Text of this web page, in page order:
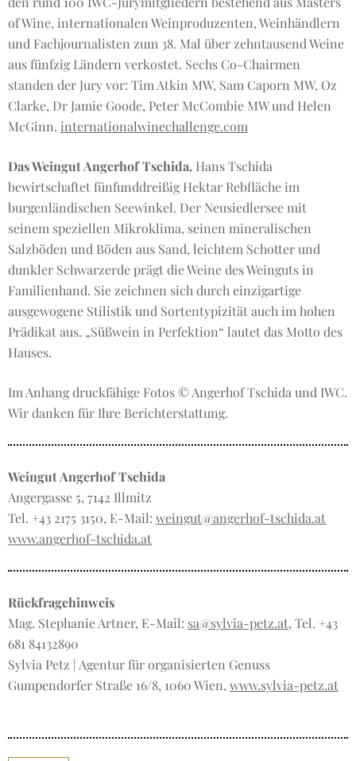
of Wine, internationalen Weinproduzenten, Weinhändlern
und Fachjournalisten zum 38. Mal über zehntausend Weine
aus fünfzig Ländern verkostet. Sechs Co-Chairmen
standen der Jury vor: Tim Atkin MW, Sam Caporn MW, Oz
Clarke, Dr Jamie Goode, Peter McCombie MW und Helen
McGinn. internationalwinechallenge.com
Das Weingut Angerhof Tschida. Hans Tschida
bewirtschaftet fünfunddreißig Hektar Rebfläche im
burgenländischen Seewinkel. Der Neusiedlersee mit
seinem speziellen Mikroklima, seinen mineralischen
Salzböden und Böden aus Sand, leichtem Schotter und
dunkler Schwarzerde prägt die Weine des Weinguts in
Familienhand. Sie zeichnen sich durch einzigartige
ausgewogene Stilistik und Sortentypizität auch im hohen
Prädikat aus. „Süßwein in Perfektion“ lautet das Motto des
Hauses.
Im Anhang druckfähige Fotos © Angerhof Tschida und IWC.
Wir danken für Ihre Berichterstattung.
Weingut Angerhof Tschida
Angergasse 5, 7142 Illmitz
Tel. +43 2175 3150, E-Mail: weingut@angerhof-tschida.at
www.angerhof-tschida.at
Rückfragehinweis
Mag. Stephanie Artner, E-Mail: sa@sylvia-petz.at, Tel. +43
681 84132890
Sylvia Petz | Agentur für organisierten Genuss
Gumpendorfer Straße 16/8, 1060 Wien, www.sylvia-petz.at